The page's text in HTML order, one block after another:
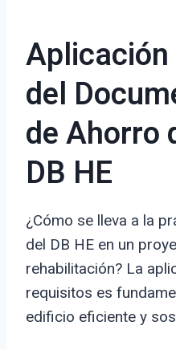
del
de Ahorro
DB HE
¿Cómo se lleva a la
del DB HE en un
rehabilitación? La
requisitos es
edificio eficiente y